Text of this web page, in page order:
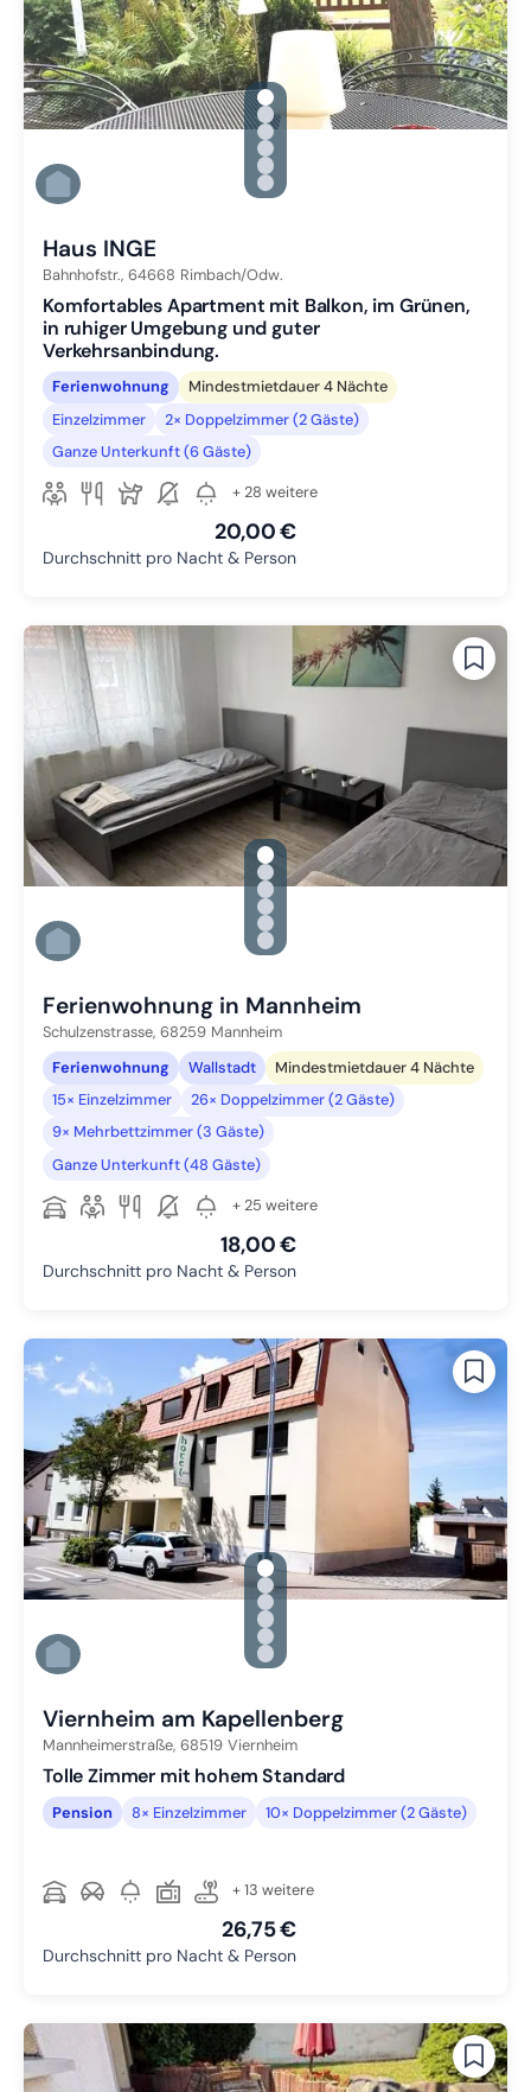
gallery.slide_selector
Zu Slide 1 wechseln
Zu Slide 2 wechseln
Zu Slide 3 wechseln
Zu Slide 4 wechseln
Zu Slide 5 wechseln
Zu Slide 6 wechseln
Haus INGE
Bahnhofstr., 64668 Rimbach/Odw.
Komfortables Apartment mit Balkon, im Grünen,
in ruhiger Umgebung und guter
Verkehrsanbindung.
Ferienwohnung
Mindestmietdauer 4 Nächte
Einzelzimmer
2× Doppelzimmer (2 Gäste)
Ganze Unterkunft (6 Gäste)
+ 28 weitere
20,00 €
Durchschnitt pro Nacht & Person
gallery.slide_selector
Zu Slide 1 wechseln
Zu Slide 2 wechseln
Zu Slide 3 wechseln
Zu Slide 4 wechseln
Zu Slide 5 wechseln
Zu Slide 6 wechseln
Ferienwohnung in Mannheim
Schulzenstrasse, 68259 Mannheim
Ferienwohnung
Wallstadt
Mindestmietdauer 4 Nächte
15× Einzelzimmer
26× Doppelzimmer (2 Gäste)
9× Mehrbettzimmer (3 Gäste)
Ganze Unterkunft (48 Gäste)
+ 25 weitere
18,00 €
Durchschnitt pro Nacht & Person
gallery.slide_selector
Zu Slide 1 wechseln
Zu Slide 2 wechseln
Zu Slide 3 wechseln
Zu Slide 4 wechseln
Zu Slide 5 wechseln
Zu Slide 6 wechseln
Viernheim am Kapellenberg
Mannheimerstraße, 68519 Viernheim
Tolle Zimmer mit hohem Standard
Pension 8× Einzelzimmer 10× Doppelzimmer (2 Gäste)
+ 13 weitere
26,75 €
Durchschnitt pro Nacht & Person